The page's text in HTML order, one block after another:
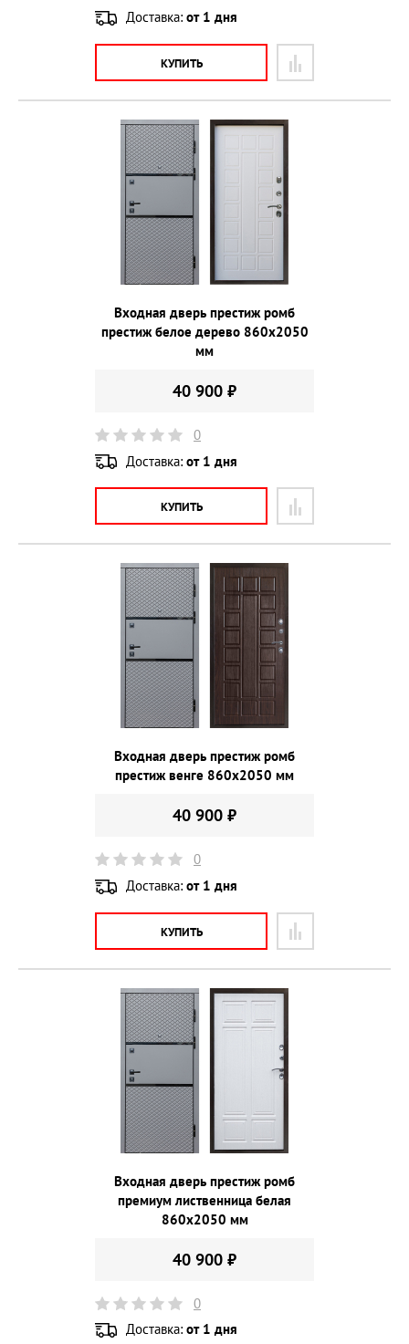
Доставка: от 1 дня
КУПИТЬ
Входная дверь престиж ромб
престиж белое дерево 860х2050
мм
40 900 ₽
0
Доставка: от 1 дня
КУПИТЬ
Входная дверь престиж ромб
престиж венге 860х2050 мм
40 900 ₽
0
Доставка: от 1 дня
КУПИТЬ
Входная дверь престиж ромб
премиум лиственница белая
860х2050 мм
40 900 ₽
0
Доставка: от 1 дня